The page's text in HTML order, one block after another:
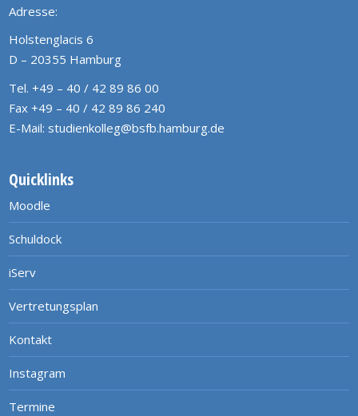
Adresse:
Holstenglacis 6
D – 20355 Hamburg
Tel. +49 – 40 / 42 89 86 00
Fax +49 – 40 / 42 89 86 240
E-Mail: studienkolleg@bsfb.hamburg.de
Quicklinks
Moodle
Schuldock
iServ
Vertretungsplan
Kontakt
Instagram
Termine